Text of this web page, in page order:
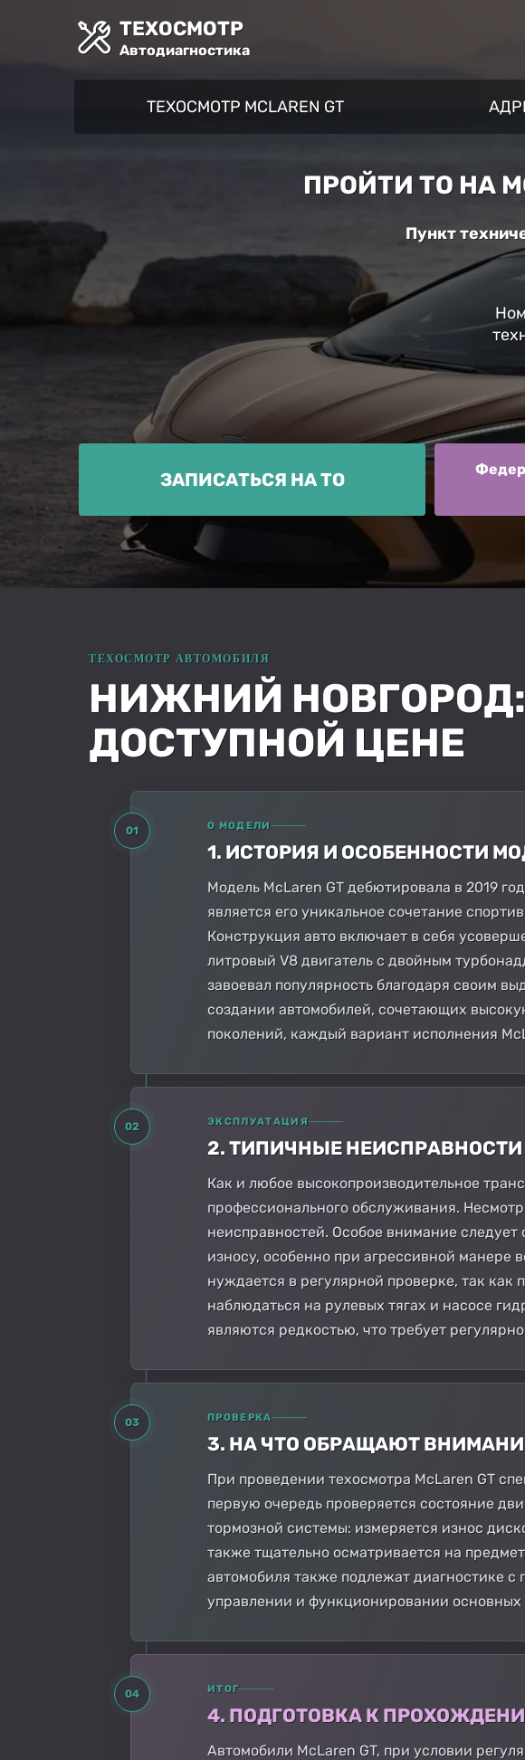
ТЕХОСМОТР
Автодиагностика
ТЕХОСМОТР MCLAREN GT
ПРОЙТИ ТО НА
Пункт
ЗАПИСАТЬСЯ НА ТО
НИЖНИЙ НОВГОРОД:
ДОСТУПНОЙ ЦЕНЕ
01 О МОДЕЛИ
1. ИСТОРИЯ И ОСОБЕННОСТИ
Модель McLaren GT дебютировала в 2019
является его уникальное сочетание
Конструкция авто включает в себя
литровый V8 двигатель с двойным
завоевал популярность благодаря своим
создании автомобилей, сочетающих
поколений, каждый вариант исполнения
02 ЭКСПЛУАТАЦИЯ
2. ТИПИЧНЫЕ НЕИСПРАВНОСТИ
Как и любое высокопроизводительное
профессионального обслуживания.
неисправностей. Особое внимание
износу, особенно при агрессивной
нуждается в регулярной проверке, так
наблюдаться на рулевых тягах и насосе
являются редкостью, что требует
03 ПРОВЕРКА
3. НА ЧТО ОБРАЩАЮТ
При проведении техосмотра McLaren GT
первую очередь проверяется состояние
тормозной системы: измеряется износ
также тщательно осматривается на
автомобиля также подлежат диагностике
управлении и функционировании основных
04 ИТОГ
4. ПОДГОТОВКА К
Автомобили McLaren GT, при условии